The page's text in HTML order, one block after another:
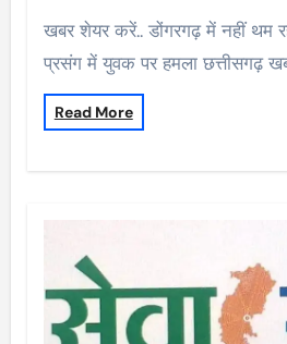
खबर शेयर करें.. डोंगरगढ़ में नहीं थम रही चाकूबाजी, प्रेम-
प्रसंग में युवक पर हमला छत्तीसगढ़
Read More